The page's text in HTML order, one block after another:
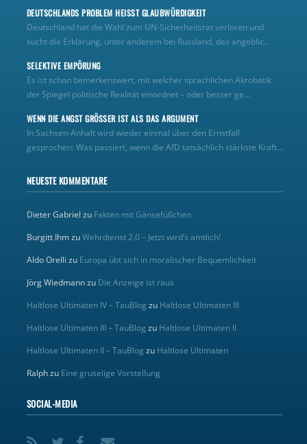
DEUTSCHLANDS PROBLEM HEISST GLAUBWÜRDIGKEIT
Deutschland hat die Wahl zum UN‑Sicherheitsrat verloren und
sucht die Erklärung, unter anderem bei Russland, das angeblic...
SELEKTIVE EMPÖRUNG
Es ist schon bemerkenswert, mit welcher sprachlichen Akrobatik
der Spiegel politische Realität einordnet – oder besser ge...
WENN DIE ANGST GRÖSSER IST ALS DAS ARGUMENT
In Sachsen-Anhalt wird wieder einmal über den Ernstfall
gesprochen: Was passiert, wenn die AfD tatsächlich stärkste Kraft...
NEUESTE KOMMENTARE
Dieter Gabriel zu Fakten mit Gänsefüßchen
Burgitt IhmzuWehrdienst 2.0 – Jetzt wird’s amtlich!
Aldo Orelli zu Europa übt sich in moralischer Bequemlichkeit
Jörg Wiedmannzu Die Anzeige ist raus
Haltlose Ultimaten IV – TauBlog zu Haltlose Ultimaten III
Haltlose Ultimaten III – TauBlog zu Haltlose Ultimaten II
Haltlose Ultimaten II – TauBlog zu Haltlose Ultimaten
Ralphzu Eine gruselige Vorstellung
SOCIAL-MEDIA